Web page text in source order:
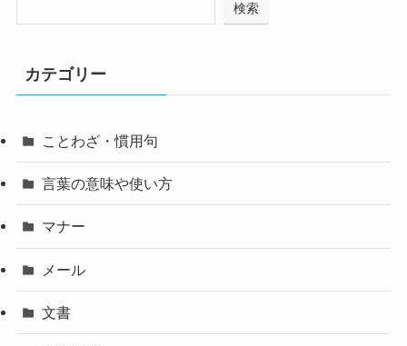
検索
カテゴリー
ことわざ・慣用句
言葉の意味や使い方
マナー
メール
文書